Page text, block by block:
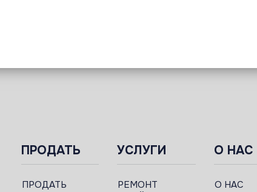
ПРОДАТЬ
ПРОДАТЬ
УСЛУГИ
РЕМОНТ
О НАС
О НАС